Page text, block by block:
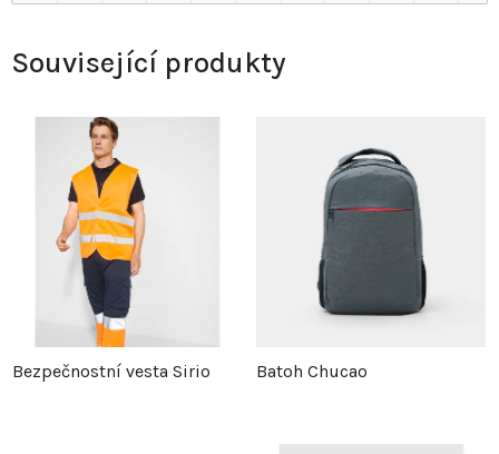
Související produkty
Bezpečnostní vesta Sirio Batoh Chucao